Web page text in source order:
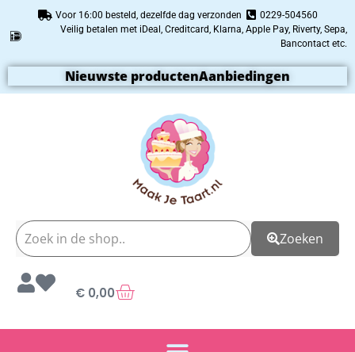
Voor 16:00 besteld, dezelfde dag verzonden
0229-504560
Veilig betalen met iDeal, Creditcard, Klarna, Apple Pay, Riverty, Sepa,
Bancontact etc.
Nieuwste productenAanbiedingen
Zoeken
€ 0,00